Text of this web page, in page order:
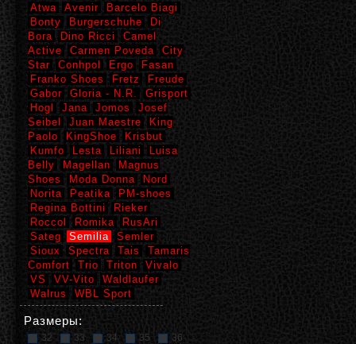
Atwa
Avenir
Barcelo Biagi
Bonty
Burgerschuhe
Di
Bora
Dino Ricci
Camel
Active
Carmen Poveda
City
Star
Conhpol Ergo
Fasan
Franko Shoes
Fretz
Freude
Gabor
Gloria - N.R.
Grisport
Hogl
Jana Jomos
Josef
Seibel
Juan Maestre
King
Paolo
KingShoe
Krisbut
Kumfo
Lesta Liliani
Luisa
Belly
Magellan
Magnus
Shoes
Moda Donna
Nord
Norita
Peatika
PM-shoes
Regina Bottini
Rieker
Roccol
Romika
RusAri
Sateg
Semilia
Semler
Sioux
Spectra Tais
Tamaris
Comfort
Trio Triton
Vivalo
VS
VV-Vito
Waldlaufer
Walrus
WBL Sport
Размеры:
32 33 34 35
36